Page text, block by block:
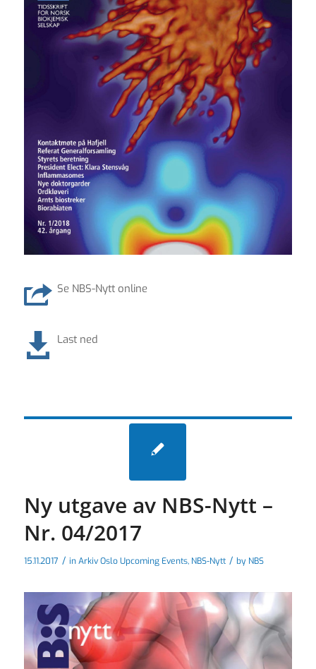
Se NBS-Nytt online
Last ned
Ny utgave av NBS-Nytt –
Nr. 04/2017
15.11.2017 / inArkiv Oslo Upcoming Events, NBS-Nytt / by NBS